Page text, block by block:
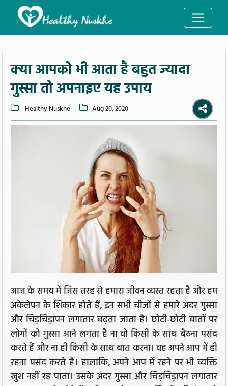
क्या आपको भी आता है बहुत ज्यादा
गुस्सा तो अपनाइए यह उपाय
Healthy Nuskhe Aug 20, 2020
आज के समय में जिस तरह से हमारा जीवन व्यस्त रहता है और हम
अकेलेपन के शिकार होते हैं, इन सभी चीजों से हमारे अंदर गुस्सा
और चिड़चिड़ापन लगातार बढ़ता जाता है। छोटी-छोटी बातों पर
लोगों को गुस्सा आने लगता है ना वो किसी के साथ बैठना पसंद
करते हैं और ना ही किसी के साथ बात करना। वह अपने आप में ही
रहना पसंद करते है। हालांकि, अपने आप में रहने पर भी व्यक्ति
खुश नहीं रह पाता। उसके अंदर गुस्सा और चिड़चिड़ापन लगातार